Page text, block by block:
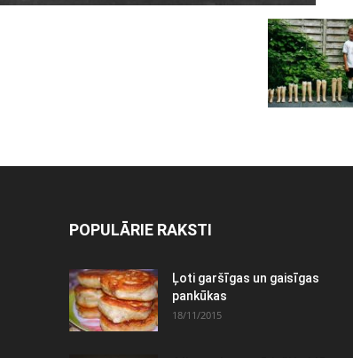
POPULĀRIE RAKSTI
Ļoti garšīgas un gaisīgas
pankūkas
18/11/2015